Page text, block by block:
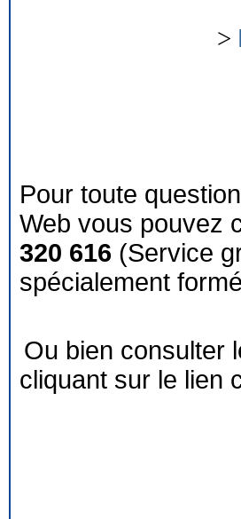
>
Pour toute
Web vous pouvez
320 616 (Service
spécialement
Ou bien consulter
cliquant sur le lien